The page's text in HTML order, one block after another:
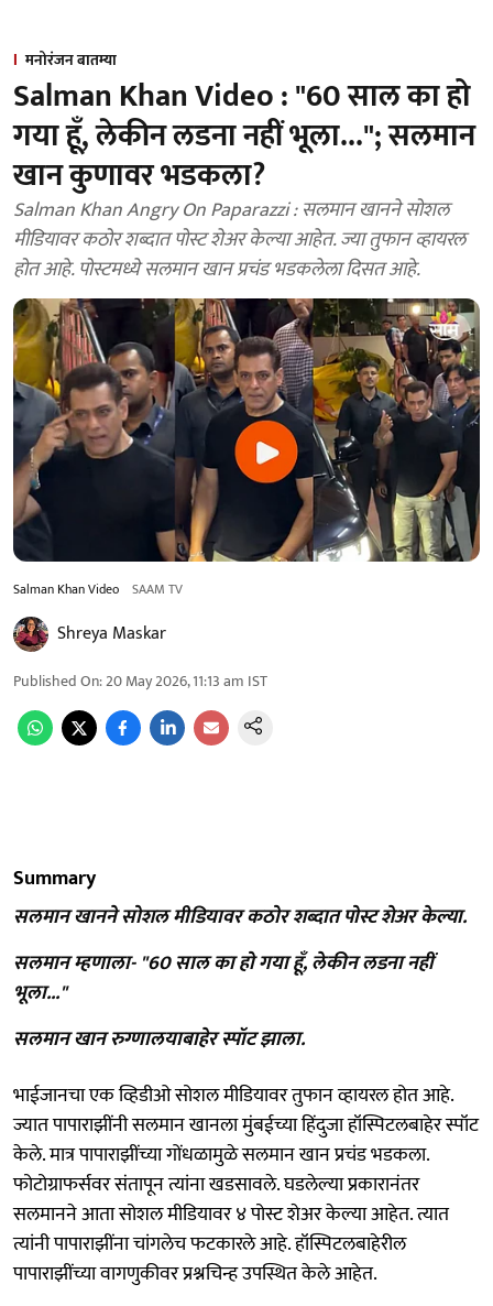
मनोरंजन बातम्या
Salman Khan Video : "60 साल का हो
गया हूँ, लेकीन लडना नहीं भूला..."; सलमान
खान कुणावर भडकला?
Salman Khan Angry On Paparazzi : सलमान खानने सोशल
मीडियावर कठोर शब्दात पोस्ट शेअर केल्या आहेत. ज्या तुफान व्हायरल
होत आहे. पोस्टमध्ये सलमान खान प्रचंड भडकलेला दिसत आहे.
Salman Khan Video SAAM TV
Shreya Maskar
Published On:20 May 2026, 11:13 am IST
Summary
सलमान खानने सोशल मीडियावर कठोर शब्दात पोस्ट शेअर केल्या.
सलमान म्हणाला- "60 साल का हो गया हूँ, लेकीन लडना नहीं
भूला..."
सलमान खान रुग्णालयाबाहेर स्पॉट झाला.
भाईजानचा एक व्हिडीओ सोशल मीडियावर तुफान व्हायरल होत आहे.
ज्यात पापाराझींनी सलमान खानला मुंबईच्या हिंदुजा हॉस्पिटलबाहेर स्पॉट
केले. मात्र पापाराझींच्या गोंधळामुळे सलमान खान प्रचंड भडकला.
फोटोग्राफर्सवर संतापून त्यांना खडसावले. घडलेल्या प्रकारानंतर
सलमानने आता सोशल मीडियावर ४ पोस्ट शेअर केल्या आहेत. त्यात
त्यांनी पापाराझींना चांगलेच फटकारले आहे. हॉस्पिटलबाहेरील
पापाराझींच्या वागणुकीवर प्रश्नचिन्ह उपस्थित केले आहेत.